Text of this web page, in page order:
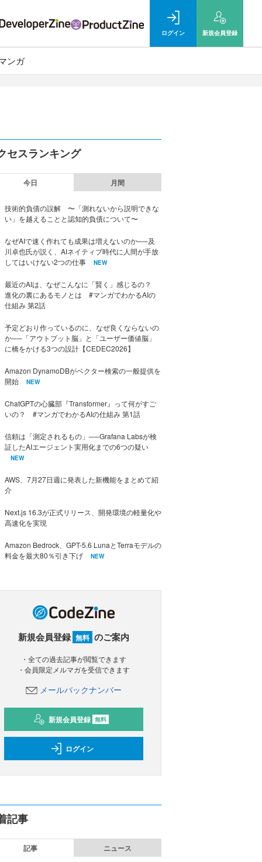
ログイン 新規会員登録
ンガ
セスランキング
今日 月間
技術的負債の誤解 〜「測れないから説明できな
い」を越えることと認知的負債について〜
なぜAIで速く作れても成果は増えないのか──及
川卓也氏が説く、AIネイティブ時代に人間が手放
してはいけない2つの仕事
NEW
最近のAIは、なぜこんなに「賢く」感じるの？
進化の裏にあるモノとは #マンガでわかるAIの
仕組み 第2話
予定どおり作っているのに、なぜ良くならないの
か──「アウトプット脳」と「ユーザー価値脳」
に橋をかける3つの設計【CEDEC2026】
Amazon DynamoDBがベクター検索の一般提供を
開始
NEW
ChatGPTの心臓部『Transformer』って何がすご
いの？ #マンガでわかるAIの仕組み 第1話
信頼は「測定されるもの」──Grafana Labsが検
証したAIエージェント実用化までの6つの疑い
NEW
AWS、7月27日週に発表した新機能をまとめて紹
介
Next.js 16.3が正式リリース、開発環境の軽量化や
高速化を実現
Amazon Bedrock、GPT-5.6 LunaとTerraモデルの
料金を最大80％引き下げ
NEW
新規会員登録 無料 のご案内
・全ての過去記事が閲覧できます
・会員限定メルマガを受信できます
メールバックナンバー
新規会員登録 無料
ログイン
記事
記事 ニュース